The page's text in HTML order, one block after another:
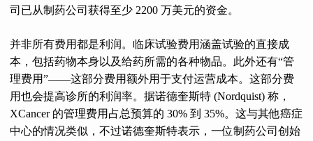
司已从制药公司获得至少 2200 万美元的资金。
并非所有费用都是利润。临床试验费用涵盖试验的直接成
本，包括药物本身以及给药所需的各种物品。此外还有“管
理费用”——这部分费用额外用于支付运营成本。这部分费
用也会提高诊所的利润率。据诺德奎斯特 (Nordquist) 称，
XCancer 的管理费用占总预算的 30% 到 35%。这与其他癌症
中心的情况类似，不过诺德奎斯特表示，一位制药公司创始